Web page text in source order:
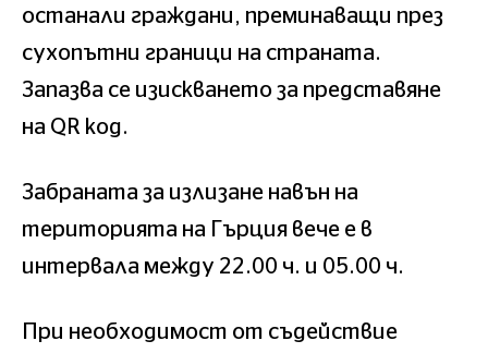
останали граждани, преминаващи през
сухопътни граници на страната.
Запазва се изискването за представяне
на QR код.
Забраната за излизане навън на
територията на Гърция вече е в
интервала между 22.00 ч. и 05.00 ч.
При необходимост от съдействие